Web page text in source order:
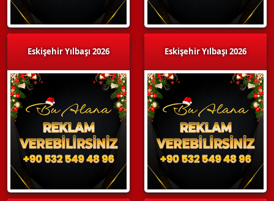
Eskişehir Yılbaşı 2026 Eskişehir Yılbaşı 2026